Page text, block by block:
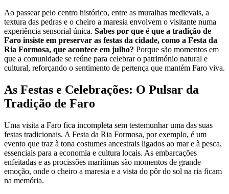
Ao passear pelo centro histórico, entre as muralhas medievais, a
textura das pedras e o cheiro a maresia envolvem o visitante numa
experiência sensorial única. Sabes por que é que a tradição de
Faro insiste em preservar as festas da cidade, como a Festa da
Ria Formosa, que acontece em julho? Porque são momentos em
que a comunidade se reúne para celebrar o património natural e
cultural, reforçando o sentimento de pertença que mantém Faro viva.
As Festas e Celebrações: O Pulsar da
Tradição de Faro
Uma visita a Faro fica incompleta sem testemunhar uma das suas
festas tradicionais. A Festa da Ria Formosa, por exemplo, é um
evento que traz à tona costumes ancestrais ligados ao mar e à pesca,
essenciais para a economia e cultura locais. As embarcações
enfeitadas e as procissões marítimas são momentos de grande
emoção, onde o cheiro a maresia e a vista do pôr do sol na ria ficam
na memória.